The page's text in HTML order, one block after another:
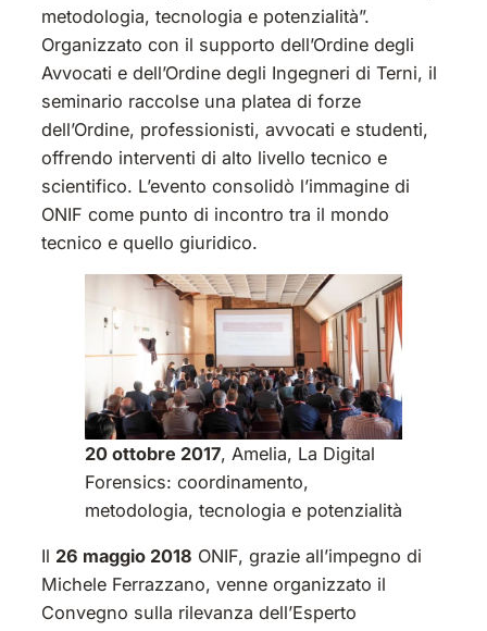
metodologia, tecnologia e potenzialità”.
Organizzato con il supporto dell’Ordine degli
Avvocati e dell’Ordine degli Ingegneri di Terni, il
seminario raccolse una platea di forze
dell’Ordine, professionisti, avvocati e studenti,
offrendo interventi di alto livello tecnico e
scientifico. L’evento consolidò l’immagine di
ONIF come punto di incontro tra il mondo
tecnico e quello giuridico.
20 ottobre 2017, Amelia, La Digital
Forensics: coordinamento,
metodologia, tecnologia e potenzialità
Il 26 maggio 2018 ONIF, grazie all’impegno di
Michele Ferrazzano, venne organizzato il
Convegno sulla rilevanza dell’Esperto